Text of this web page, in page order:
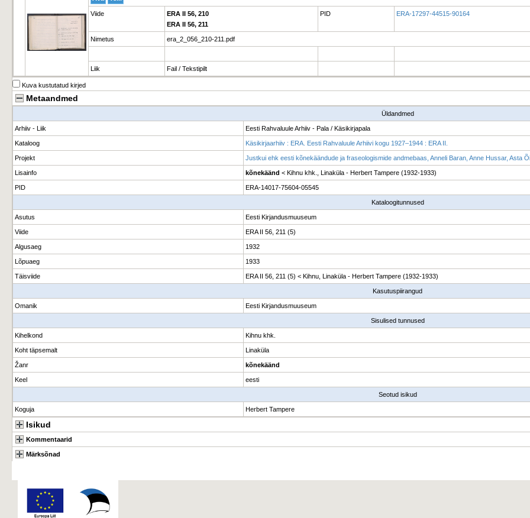
Viide
ERA II 56, 210
ERA II 56, 211
PID ERA-17297-44515-90164
Nimetus era_2_056_210-211.pdf
Liik Fail / Tekstipilt
Kuva kustutatud kirjed
Metaandmed
Üldandmed
Arhiiv - Liik Eesti Rahvaluule Arhiiv - Pala / Käsikirjapala
Kataloog Käsikirjaarhiiv : ERA. Eesti Rahvaluule Arhiivi kogu 1927–1944 : ERA II.
Projekt Justkui ehk eesti kõnekäändude ja fraseologismide andmebaas, Anneli Baran, Anne Hussar, Asta
Lisainfo kõnekäänd < Kihnu khk., Linaküla - Herbert Tampere (1932-1933)
PID ERA-14017-75604-05545
Kataloogitunnused
Asutus Eesti Kirjandusmuuseum
Viide ERA II 56, 211 (5)
Algusaeg 1932
Lõpuaeg 1933
Täisviide ERA II 56, 211 (5) < Kihnu, Linaküla - Herbert Tampere (1932-1933)
Kasutuspiirangud
Omanik Eesti Kirjandusmuuseum
Sisulised tunnused
Kihelkond Kihnu khk.
Koht täpsemalt Linaküla
Žanr kõnekäänd
Keel eesti
Seotud isikud
Koguja Herbert Tampere
Isikud
Kommentaarid
Märksõnad